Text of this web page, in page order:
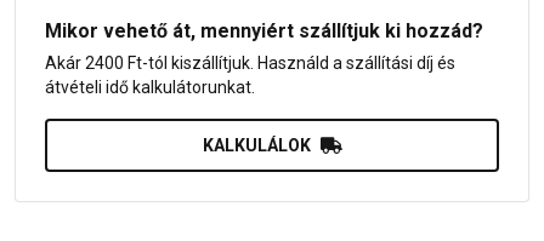
Mikor vehető át, mennyiért szállítjuk ki hozzád?
Akár 2400 Ft-tól kiszállítjuk. Használd a szállítási díj és
átvételi idő kalkulátorunkat.
KALKULÁLOK